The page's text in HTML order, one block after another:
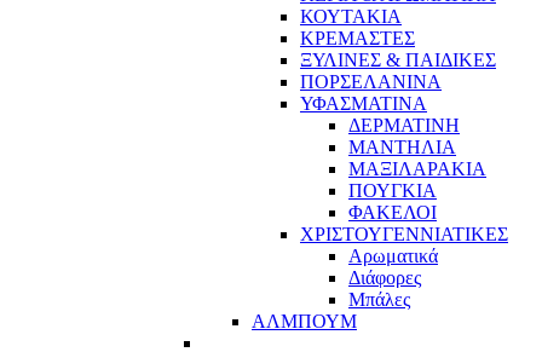
ΚΟΥΤΑΚΙΑ
ΚΡΕΜΑΣΤΕΣ
ΞΥΛΙΝΕΣ & ΠΑΙΔΙΚΕΣ
ΠΟΡΣΕΛΑΝΙΝΑ
ΥΦΑΣΜΑΤΙΝA
ΔΕΡΜΑΤΙΝΗ
ΜΑΝΤΗΛΙΑ
ΜΑΞΙΛΑΡΑΚΙΑ
ΠΟΥΓΚΙΑ
ΦΑΚΕΛΟΙ
ΧΡΙΣΤΟΥΓΕΝΝΙΑΤΙΚΕΣ
Αρωματικά
Διάφορες
Μπάλες
ΑΛΜΠΟΥΜ